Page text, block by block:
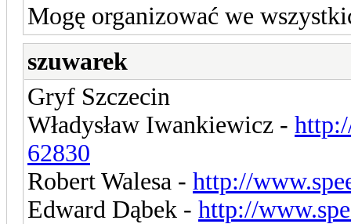
Mogę organizować we
szuwarek
Gryf Szczecin
Władysław Iwankiewicz -
62830
Robert Walesa - http://
Edward Dąbek - http://